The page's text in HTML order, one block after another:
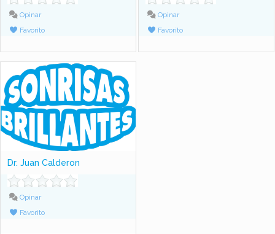
Opinar
Favorito
Opinar
Favorito
Dr. Juan Calderon
Opinar
Favorito